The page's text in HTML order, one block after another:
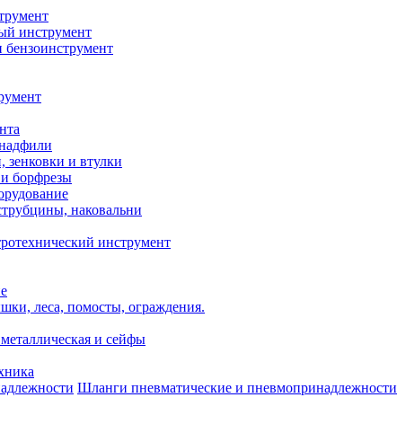
инструмент
бензоинструмент
зенковки и втулки
борфрезы
наковальни
инструмент
леса, помосты, ограждения.
и сейфы
Шланги пневматические и пневмопринадлежности